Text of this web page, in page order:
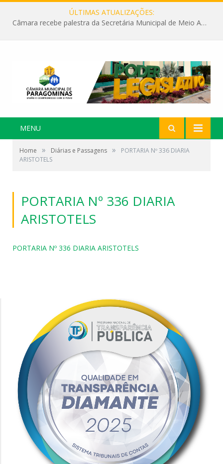
ÚLTIMAS ATUALIZAÇÕES:
Câmara recebe palestra da Secretária Municipal de Meio Ambiente sobre as ações da “SEMANA DO MEIO AMBIENTE”
MENU
Home » Diárias e Passagens »
PORTARIA Nº 336 DIARIA
ARISTOTELS
PORTARIA Nº 336 DIARIA
ARISTOTELS
PORTARIA Nº 336 DIARIA ARISTOTELS